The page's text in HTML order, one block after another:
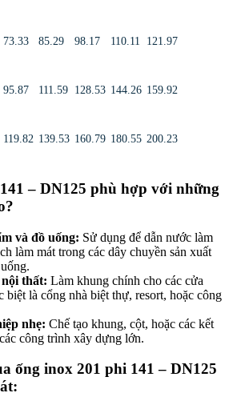
73.33 85.29 98.17 110.11 121.97
95.87 111.59 128.53 144.26 159.92
119.82 139.53 160.79 180.55 200.23
– DN125 phù hợp với những
và đồ uống: Sử dụng để dẫn nước làm
làm mát trong các dây chuyền sản xuất
thất: Làm khung chính cho các cửa
biệt là cổng nhà biệt thự, resort, hoặc công
nhẹ: Chế tạo khung, cột, hoặc các kết
công trình xây dựng lớn.
ống inox 201 phi 141 – DN125